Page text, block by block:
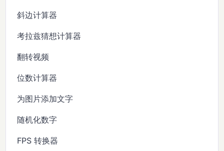
斜边计算器
考拉兹猜想计算器
翻转视频
位数计算器
为图片添加文字
随机化数字
FPS 转换器